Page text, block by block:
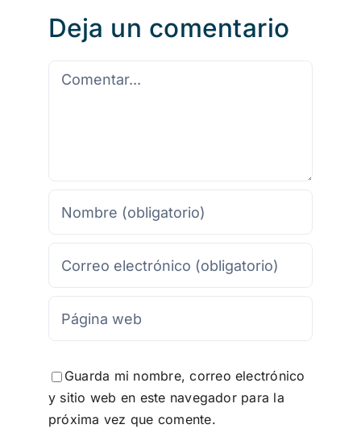
Deja un comentario
Comentario
Guarda mi nombre, correo electrónico
y sitio web en este navegador para la
próxima vez que comente.